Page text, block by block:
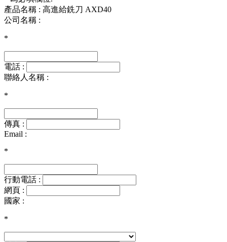
產品名稱 : 高進給銑刀 AXD40
公司名稱 :
*
電話 :
聯絡人名稱 :
*
傳真 :
Email :
*
行動電話 :
網頁 :
國家 :
*